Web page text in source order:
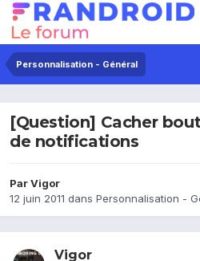
Personnalisation - Général
[Question] Cacher
de notifications
ParVigor
12 juin 2011 dans Personnalisation -
Vigor